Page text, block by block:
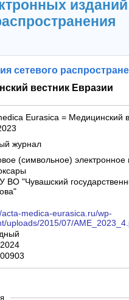
сетевого
вестник Евразии
Eurasica = Медицинский
журнал
(символьное) электронное
ВО "Чувашский
acta-medica-eurasica.ru/wp-
uploads/2015/07/